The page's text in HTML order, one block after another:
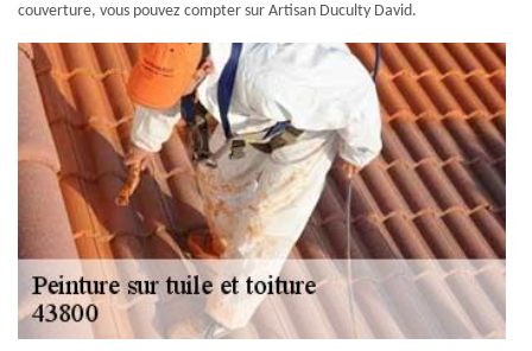
couverture, vous pouvez compter sur Artisan Duculty David.